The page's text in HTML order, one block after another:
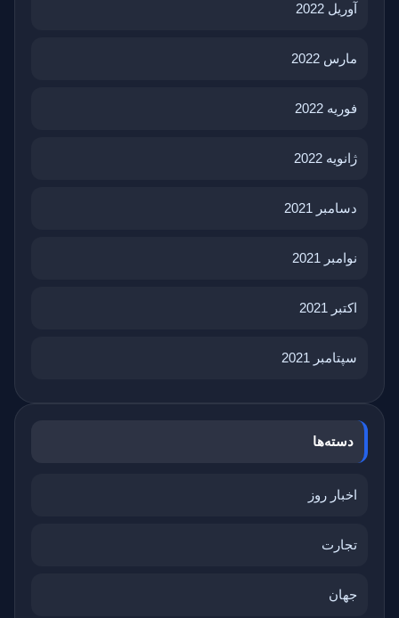
آوریل 2022
مارس 2022
فوریه 2022
ژانویه 2022
دسامبر 2021
نوامبر 2021
اکتبر 2021
سپتامبر 2021
دسته‌ها
اخبار روز
تجارت
جهان